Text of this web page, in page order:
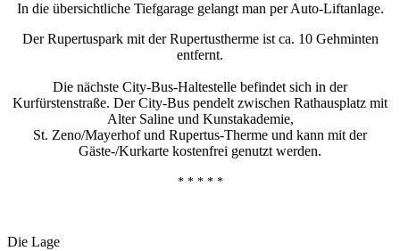
In die übersichtliche Tiefgarage gelangt man per Auto-Liftanlage.
Der Rupertuspark mit der Rupertustherme ist ca. 10 Gehminten
entfernt.
Die nächste City-Bus-Haltestelle befindet sich in der
Kurfürstenstraße. Der City-Bus pendelt zwischen Rathausplatz mit
Alter Saline und Kunstakademie,
St. Zeno/Mayerhof und Rupertus-Therme und kann mit der
Gäste-/Kurkarte kostenfrei genutzt werden.
* * * * *
Die Lage